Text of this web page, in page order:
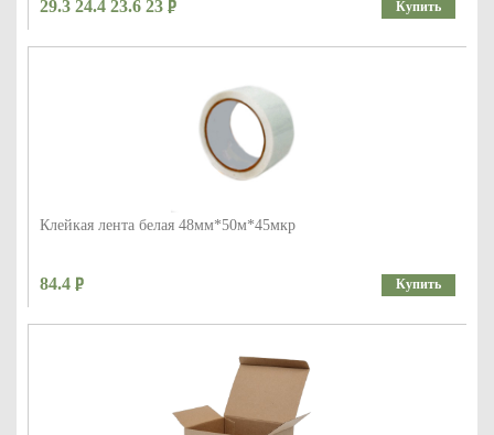
29.3 24.4 23.6 23 Купить
Клейкая лента белая 48мм*50м*45мкр
84.4 Купить